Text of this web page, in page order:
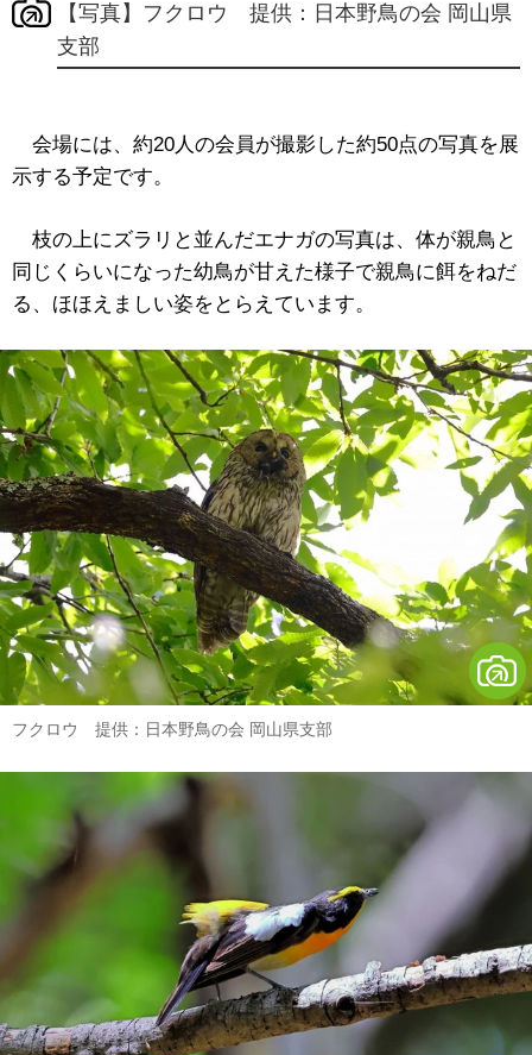
【写真】フクロウ 提供：日本野鳥の会 岡山県
支部
会場には、約20人の会員が撮影した約50点の写真を展
示する予定です。
枝の上にズラリと並んだエナガの写真は、体が親鳥と
同じくらいになった幼鳥が甘えた様子で親鳥に餌をねだ
る、ほほえましい姿をとらえています。
フクロウ 提供：日本野鳥の会 岡山県支部